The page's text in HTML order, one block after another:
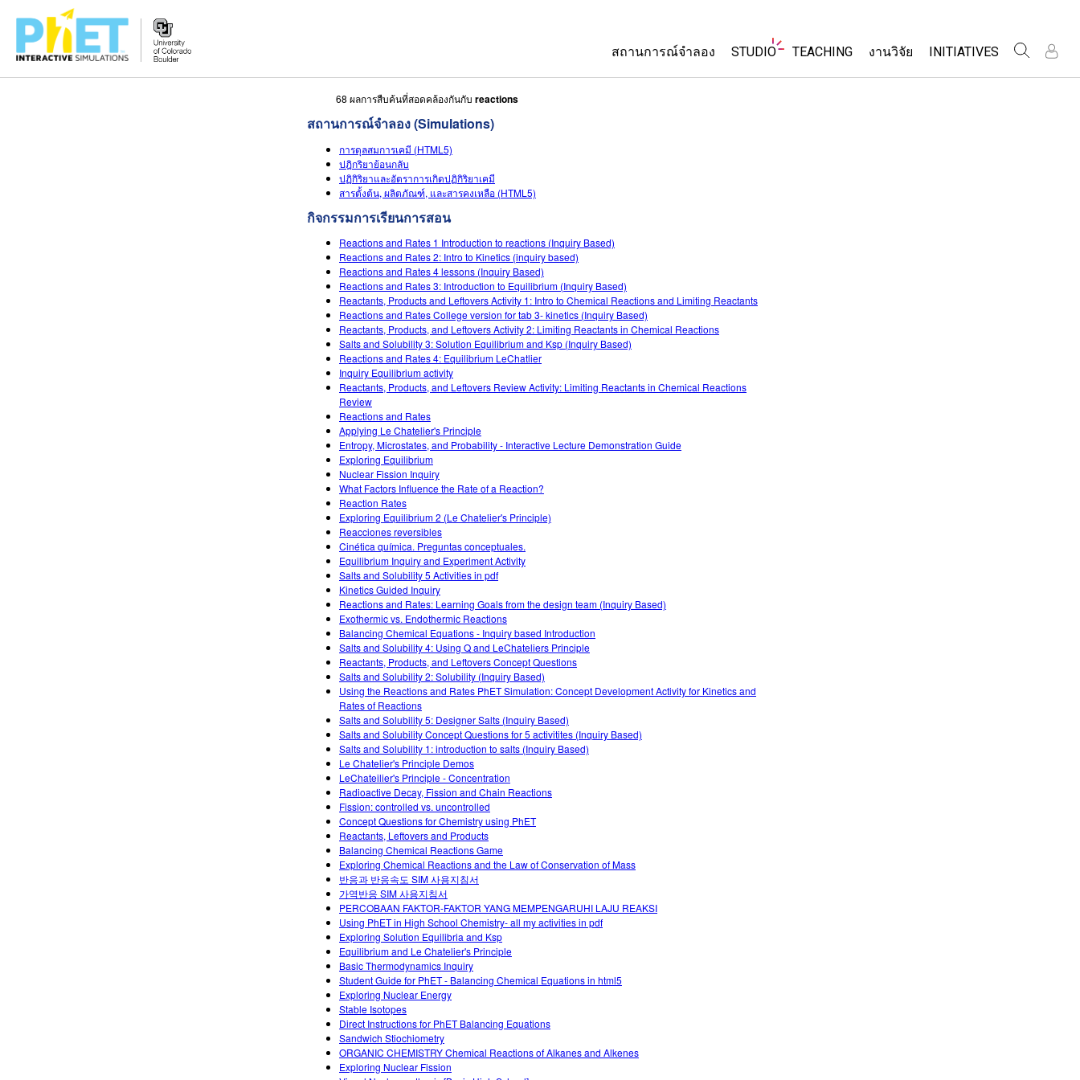
Website
Navigation
สถานการณ์จำลอง
Customizable Sims
STUDIO TEACHING งานวิจัย INITIATIVES
เ
เ
68 ผลการสืบค้นที่สอดคล้องกันกับ reactions
สถานการณ์จำลอง (Simulations)
การดุลสมการเคมี (HTML5)
ปฎิกริยาย้อนกลับ
ปฏิกิริยาและอัตราการเกิดปฏิกิริยาเคมี
สารตั้งต้น, ผลิตภัณฑ์, และสารคงเหลือ (HTML5)
กิจกรรมการเรียนการสอน
Reactions and Rates 1 Introduction to reactions (Inquiry Based)
Reactions and Rates 2: Intro to Kinetics (inquiry based)
Reactions and Rates 4 lessons (Inquiry Based)
Reactions and Rates 3: Introduction to Equilibrium (Inquiry Based)
Reactants, Products and Leftovers Activity 1: Intro to Chemical Reactions and Limiting Reactants
Reactions and Rates College version for tab 3- kinetics (Inquiry Based)
Reactants, Products, and Leftovers Activity 2: Limiting Reactants in Chemical Reactions
Salts and Solubility 3: Solution Equilibrium and Ksp (Inquiry Based)
Reactions and Rates 4: Equilibrium LeChatlier
Inquiry Equilibrium activity
Reactants, Products, and Leftovers Review Activity: Limiting Reactants in Chemical Reactions
Review
Reactions and Rates
Applying Le Chatelier's Principle
Entropy, Microstates, and Probability - Interactive Lecture Demonstration Guide
Exploring Equilibrium
Nuclear Fission Inquiry
What Factors Influence the Rate of a Reaction?
Reaction Rates
Exploring Equilibrium 2 (Le Chatelier's Principle)
Reacciones reversibles
Cinética química. Preguntas conceptuales.
Equilibrium Inquiry and Experiment Activity
Salts and Solubility 5 Activities in pdf
Kinetics Guided Inquiry
Reactions and Rates: Learning Goals from the design team (Inquiry Based)
Exothermic vs. Endothermic Reactions
Balancing Chemical Equations - Inquiry based Introduction
Salts and Solubility 4: Using Q and LeChateliers Principle
Reactants, Products, and Leftovers Concept Questions
Salts and Solubility 2: Solubility (Inquiry Based)
Using the Reactions and Rates PhET Simulation: Concept Development Activity for Kinetics and
Rates of Reactions
Salts and Solubility 5: Designer Salts (Inquiry Based)
Salts and Solubility Concept Questions for 5 activitites (Inquiry Based)
Salts and Solubility 1: introduction to salts (Inquiry Based)
Le Chatelier's Principle Demos
LeChateilier's Principle - Concentration
Radioactive Decay, Fission and Chain Reactions
Fission: controlled vs. uncontrolled
Concept Questions for Chemistry using PhET
Reactants, Leftovers and Products
Balancing Chemical Reactions Game
Exploring Chemical Reactions and the Law of Conservation of Mass
반응과 반응속도 SIM 사용지침서
가역반응 SIM 사용지침서
PERCOBAAN FAKTOR-FAKTOR YANG MEMPENGARUHI LAJU REAKSI
Using PhET in High School Chemistry- all my activities in pdf
Exploring Solution Equilibria and Ksp
Equilibrium and Le Chatelier's Principle
Basic Thermodynamics Inquiry
Student Guide for PhET - Balancing Chemical Equations in html5
Exploring Nuclear Energy
Stable Isotopes
Direct Instructions for PhET Balancing Equations
Sandwich Stiochiometry
ORGANIC CHEMISTRY Chemical Reactions of Alkanes and Alkenes
Exploring Nuclear Fission